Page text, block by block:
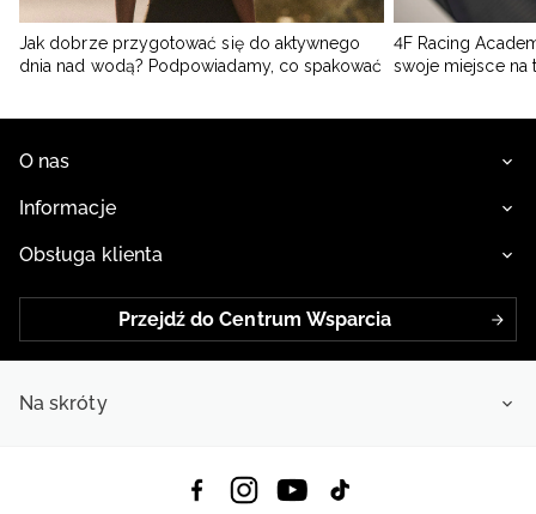
Jak dobrze przygotować się do aktywnego
dnia nad wodą? Podpowiadamy, co spakować
4F Racing
swoje miejsce na
O nas
Informacje
Obsługa klienta
Przejdź do Centrum Wsparcia
Na skróty